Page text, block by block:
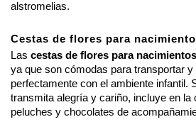
alstromelias.
Cestas de flores para
Las cestas de flores para nacimientos
ya que son cómodas para transportar y
perfectamente con el ambiente infantil.
transmita alegría y cariño, incluye en la
peluches y chocolates de